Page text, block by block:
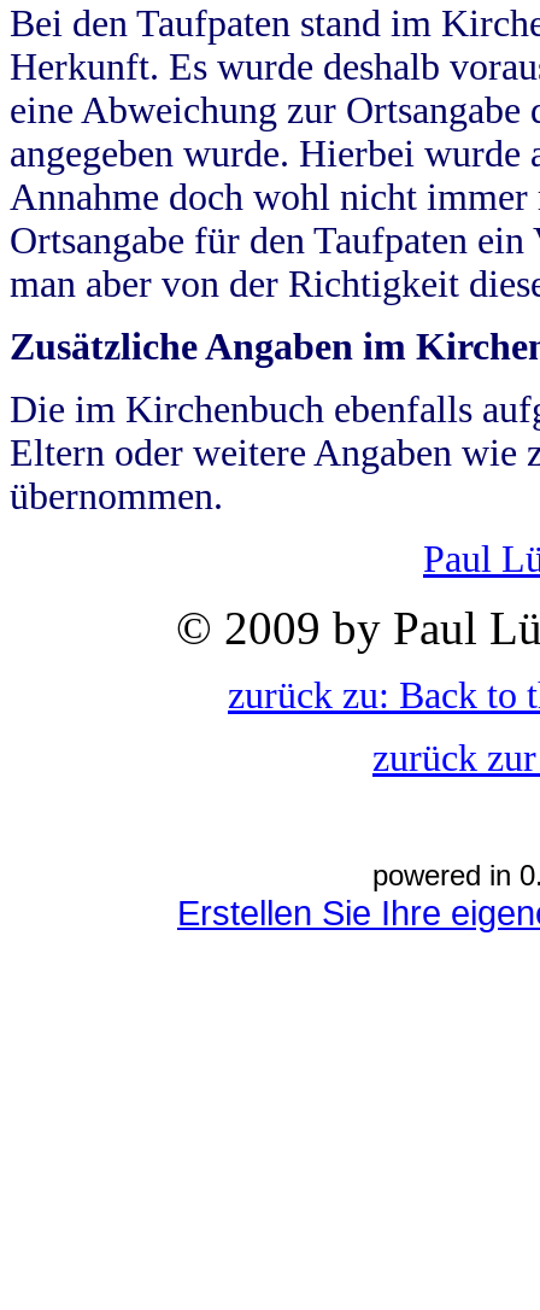
Bei den Taufpaten stand im
Herkunft. Es wurde deshalb
eine Abweichung zur
angegeben wurde. Hierbei wurde
Annahme doch wohl nicht
Ortsangabe für den Taufpaten
man aber von der Richtigkeit
Zusätzliche Angaben im
Die im Kirchenbuch ebenfalls
Eltern oder weitere Angaben wie
übernommen.
Paul
© 2009 by Paul
zurück zu: Back to
zurück
powered in
Erstellen Sie Ihre